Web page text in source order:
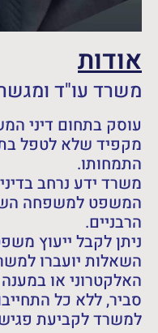
אודות
משרד עו"ד
עוסק בתחום דיני
מקפיד שלא לטפל
התמחותו.
משרד ידע נרחב
המשפט למשפחה
הרבניים.
ניתן לקבל ייעוץ
השאלות יועברו
האלקטרוני או
סביר, ללא כל
למשרד לקביעת